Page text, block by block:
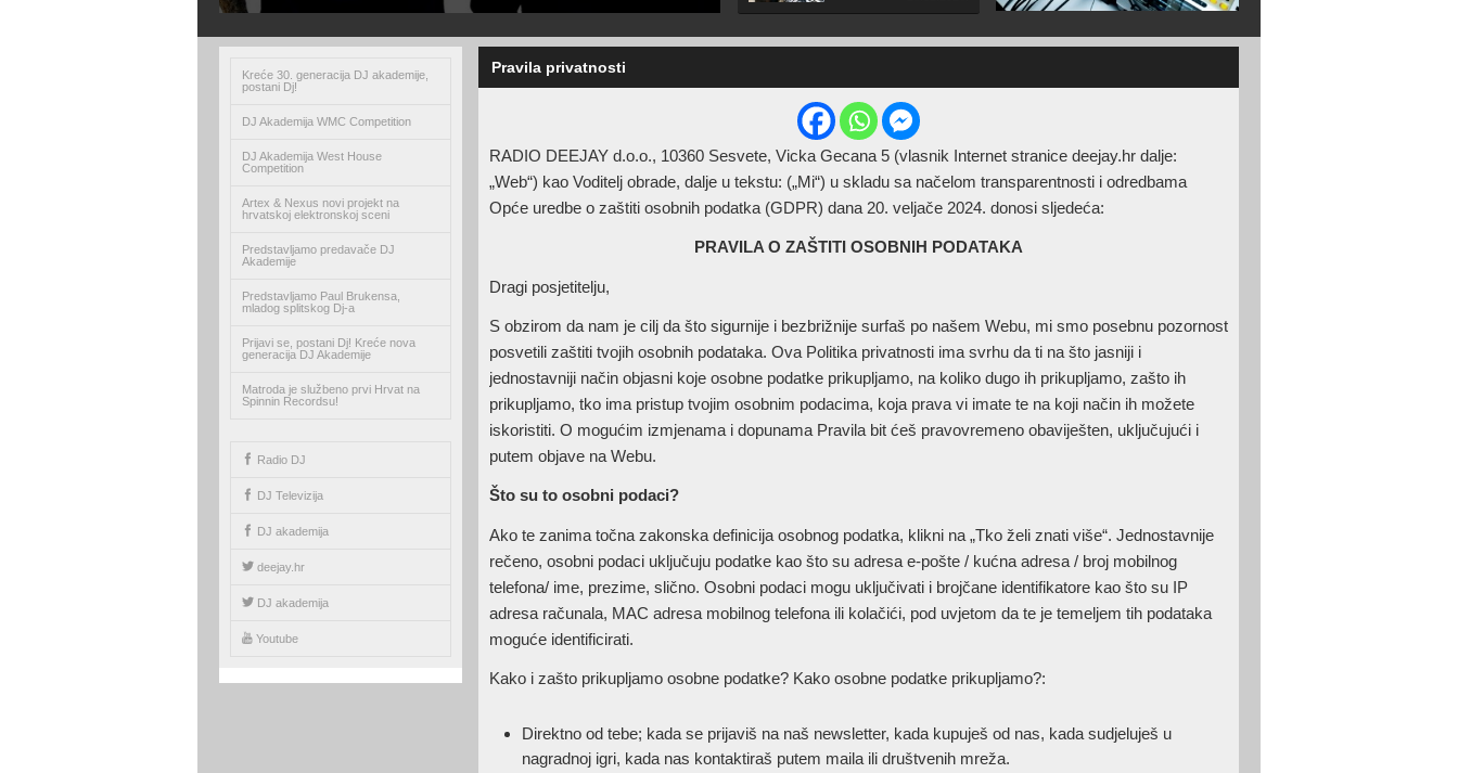
Kreće 30. generacija DJ akademije,
postani Dj!
DJ Akademija WMC Competition
DJ Akademija West House
Competition
Artex & Nexus novi projekt na
hrvatskoj elektronskoj sceni
Predstavljamo predavače DJ
Akademije
Predstavljamo Paul Brukensa,
mladog splitskog Dj-a
Prijavi se, postani Dj! Kreće nova
generacija DJ Akademije
Matroda je službeno prvi Hrvat na
Spinnin Recordsu!
Radio DJ
DJ Televizija
DJ akademija
deejay.hr
DJ akademija
Youtube
Pravila privatnosti
RADIO DEEJAY d.o.o., 10360 Sesvete, Vicka Gecana 5 (vlasnik Internet stranice deejay.hr dalje:
„Web“) kao Voditelj obrade, dalje u tekstu: („Mi“) u skladu sa načelom transparentnosti i odredbama
Opće uredbe o zaštiti osobnih podatka (GDPR) dana 20. veljače 2024. donosi sljedeća:
PRAVILA O ZAŠTITI OSOBNIH PODATAKA
Dragi posjetitelju,
S obzirom da nam je cilj da što sigurnije i bezbrižnije surfaš po našem Webu, mi smo posebnu pozornost
posvetili zaštiti tvojih osobnih podataka. Ova Politika privatnosti ima svrhu da ti na što jasniji i
jednostavniji način objasni koje osobne podatke prikupljamo, na koliko dugo ih prikupljamo, zašto ih
prikupljamo, tko ima pristup tvojim osobnim podacima, koja prava vi imate te na koji način ih možete
iskoristiti. O mogućim izmjenama i dopunama Pravila bit ćeš pravovremeno obaviješten, uključujući i
putem objave na Webu.
Što su to osobni podaci?
Ako te zanima točna zakonska definicija osobnog podatka, klikni na „Tko želi znati više“. Jednostavnije
rečeno, osobni podaci uključuju podatke kao što su adresa e-pošte / kućna adresa / broj mobilnog
telefona/ ime, prezime, slično. Osobni podaci mogu uključivati i brojčane identifikatore kao što su IP
adresa računala, MAC adresa mobilnog telefona ili kolačići, pod uvjetom da te je temeljem tih podataka
moguće identificirati.
Kako i zašto prikupljamo osobne podatke? Kako osobne podatke prikupljamo?:
Direktno od tebe; kada se prijaviš na naš newsletter, kada kupuješ od nas, kada sudjeluješ u
nagradnoj igri, kada nas kontaktiraš putem maila ili društvenih mreža.